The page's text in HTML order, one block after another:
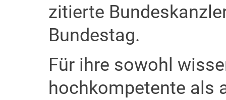
zitierte
Bundestag.
Für ihre sowohl
hochkompetente als